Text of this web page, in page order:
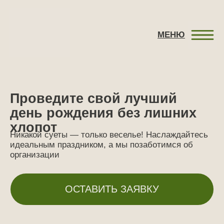
хлопот
Никакой суеты — только веселье! Наслаждайтесь
идеальным праздником, а мы позаботимся об
организации
ОСТАВИТЬ ЗАЯВКУ